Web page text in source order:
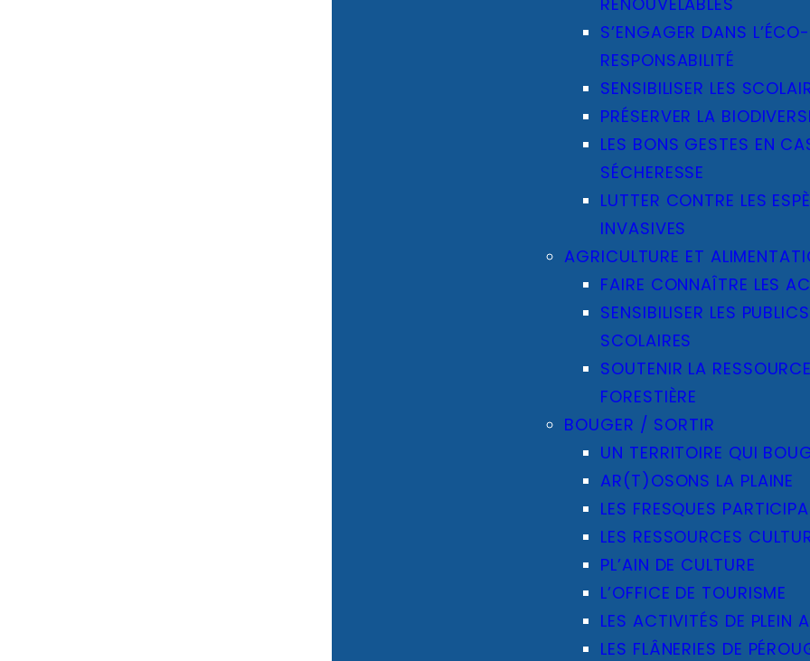
S’ENGAGER DANS L’ÉCO-
RESPONSABILITÉ
SENSIBILISER LES
PRÉSERVER LA
LES BONS GESTES EN
SÉCHERESSE
LUTTER CONTRE LES
INVASIVES
AGRICULTURE ET
FAIRE CONNAÎTRE LES
SENSIBILISER LES PUBLICS
SCOLAIRES
SOUTENIR LA RESSOURCE
FORESTIÈRE
BOUGER / SORTIR
UN TERRITOIRE QUI
AR(T)OSONS LA PLAINE
LES FRESQUES
LES RESSOURCES
PL’AIN DE CULTURE
L’OFFICE DE TOURISME
LES ACTIVITÉS DE PLEIN
LES FLÂNERIES DE